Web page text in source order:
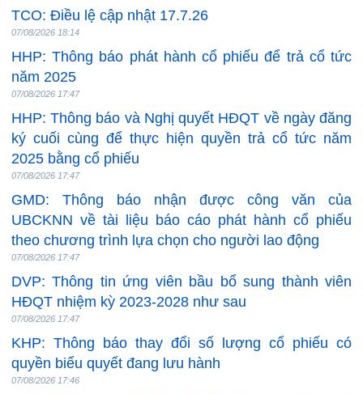
TCO: Điều lệ cập nhật 17.7.26
07/08/2026 18:14
HHP: Thông báo phát hành cổ phiếu để trả cổ tức
năm 2025
07/08/2026 17:47
HHP: Thông báo và Nghị quyết HĐQT về ngày đăng
ký cuối cùng để thực hiện quyền trả cổ tức năm
2025 bằng cổ phiếu
07/08/2026 17:47
GMD: Thông báo nhận được công văn của
UBCKNN về tài liệu báo cáo phát hành cổ phiếu
theo chương trình lựa chọn cho người lao động
07/08/2026 17:47
DVP: Thông tin ứng viên bầu bổ sung thành viên
HĐQT nhiệm kỳ 2023-2028 như sau
07/08/2026 17:47
KHP: Thông báo thay đổi số lượng cổ phiếu có
quyền biểu quyết đang lưu hành
07/08/2026 17:46